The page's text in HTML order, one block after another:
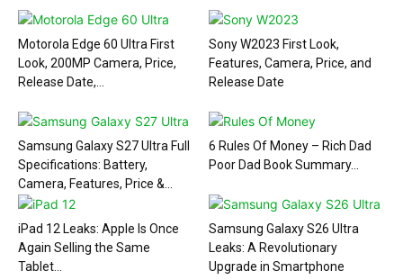
Motorola Edge 60 Ultra First
Look, 200MP Camera, Price,
Release Date,...
Sony W2023 First Look,
Features, Camera, Price, and
Release Date
Samsung Galaxy S27 Ultra Full
Specifications: Battery,
Camera, Features, Price &...
6 Rules Of Money – Rich Dad
Poor Dad Book Summary...
iPad 12 Leaks: Apple Is Once
Again Selling the Same
Tablet...
Samsung Galaxy S26 Ultra
Leaks: A Revolutionary
Upgrade in Smartphone